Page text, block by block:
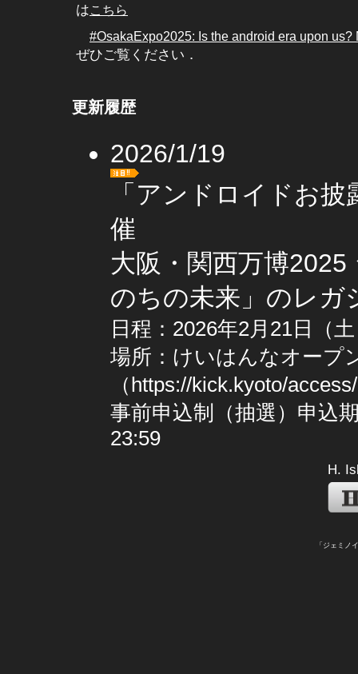
はこちら
#OsakaExpo2025: Is the android era upon
ぜひご覧ください．
更新履歴
H.
「ジェミノ